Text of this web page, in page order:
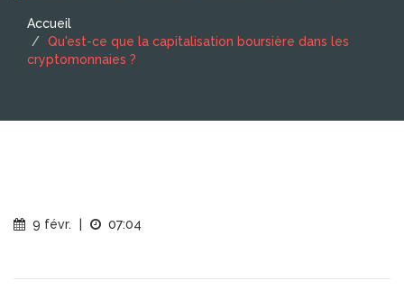
Accueil
Qu'est-ce que la capitalisation boursière dans les
cryptomonnaies ?
9 févr. 07:04